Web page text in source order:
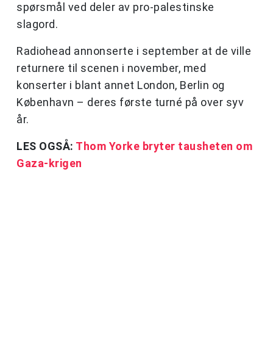
spørsmål ved deler av pro-palestinske
slagord.
Radiohead annonserte i september at de ville
returnere til scenen i november, med
konserter i blant annet London, Berlin og
København – deres første turné på over syv
år.
LES OGSÅ: Thom Yorke bryter tausheten om
Gaza-krigen